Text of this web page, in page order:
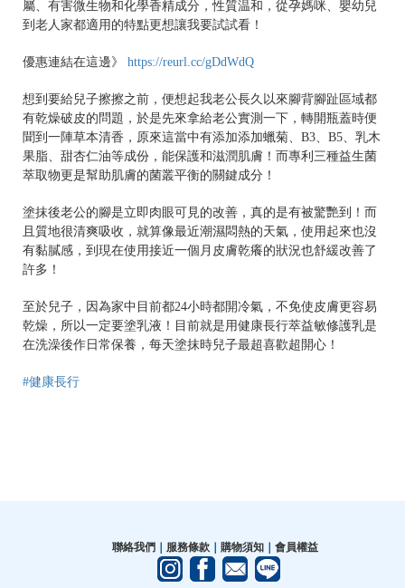
屬、有害微生物和化學香精成分，性質温和，從孕媽咪、嬰幼兒
到老人家都適用的特點更想讓我要試試看！
優惠連結在這邊》 https://reurl.cc/gDdWdQ
想到要給兒子擦擦之前，便想起我老公長久以來腳背腳趾區域都
有乾燥破皮的問題，於是先來拿給老公實測一下，轉開瓶蓋時便
聞到一陣草本清香，原來這當中有添加添加蠟菊、B3、B5、乳木
果脂、甜杏仁油等成份，能保護和滋潤肌膚！而專利三種益生菌
萃取物更是幫助肌膚的菌叢平衡的關鍵成分！
塗抹後老公的腳是立即肉眼可見的改善，真的是有被驚艷到！而
且質地很清爽吸收，就算像最近潮濕悶熱的天氣，使用起來也沒
有黏膩感，到現在使用接近一個月皮膚乾癢的狀況也舒緩改善了
許多！
至於兒子，因為家中目前都24小時都開冷氣，不免使皮膚更容易
乾燥，所以一定要塗乳液！目前就是用健康長行萃益敏修護乳是
在洗澡後作日常保養，每天塗抹時兒子最超喜歡超開心！
#健康長行
聯絡我們｜ 服務條款｜ 購物須知｜ 會員權益